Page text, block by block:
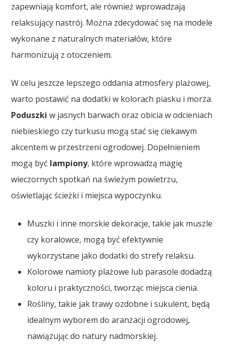
zapewniają komfort, ale również wprowadzają
relaksujący nastrój. Można zdecydować się na modele
wykonane z naturalnych materiałów, które
harmonizują z otoczeniem.
W celu jeszcze lepszego oddania atmosfery plażowej,
warto postawić na dodatki w kolorach piasku i morza.
Poduszki w jasnych barwach oraz obicia w odcieniach
niebieskiego czy turkusu mogą stać się ciekawym
akcentem w przestrzeni ogrodowej. Dopełnieniem
mogą być lampiony, które wprowadzą magię
wieczornych spotkań na świeżym powietrzu,
oświetlając ścieżki i miejsca wypoczynku.
Muszki i inne morskie dekoracje, takie jak muszle
czy koralowce, mogą być efektywnie
wykorzystane jako dodatki do strefy relaksu.
Kolorowe namioty plażowe lub parasole dodadzą
koloru i praktyczności, tworząc miejsca cienia.
Rośliny, takie jak trawy ozdobne i sukulent, będą
idealnym wyborem do aranżacji ogrodowej,
nawiązując do natury nadmorskiej.